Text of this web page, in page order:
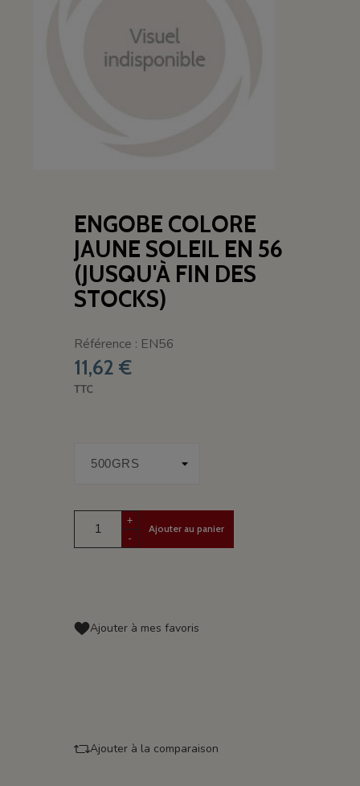
ENGOBE COLORE
JAUNE SOLEIL EN 56
(JUSQU'À FIN DES
STOCKS)
Référence : EN56
11,62 €
TTC
+
-
Ajouter au panier
Ajouter à mes favoris
Ajouter à la comparaison